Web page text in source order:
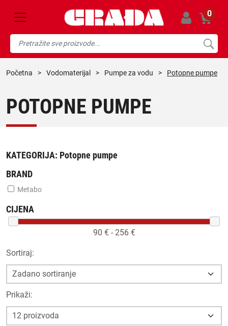
0
početna > vodomaterijal > pumpe za vodu > Potopne pumpe
POTOPNE PUMPE
KATEGORIJA: Potopne pumpe
BRAND
Metabo
CIJENA
90 € - 256€
Sortiraj:
Prikaži: